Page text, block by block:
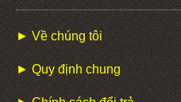
► Về chúng tôi
► Quy định chung